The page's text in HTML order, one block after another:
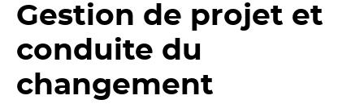
Gestion de projet et
conduite du
changement